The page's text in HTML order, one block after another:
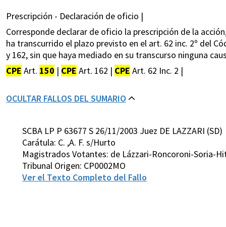
Prescripción - Declaración de oficio |
Corresponde declarar de oficio la prescripción de la
ha transcurrido el plazo previsto en el art. 62 inc. 2º del
y 162, sin que haya mediado en su transcurso ninguna
CPE Art. 150 | CPE Art. 162 | CPE Art. 62 Inc. 2 |
OCULTAR FALLOS DEL SUMARIO
SCBA LP P 63677 S 26/11/2003 Juez DE LAZZARI (SD)
Carátula: C. ,A. F. s/Hurto
Magistrados Votantes: de Lázzari-Roncoroni-Soria-
Tribunal Origen: CP0002MO
Ver el Texto Completo del Fallo